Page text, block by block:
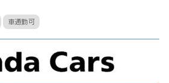
車通勤可